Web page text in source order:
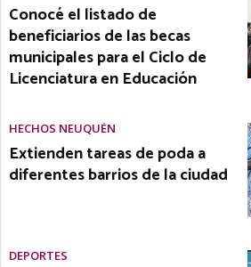
Conocé el listado de
beneficiarios de las becas
municipales para el Ciclo de
Licenciatura en Educación
HECHOS NEUQUÉN
Extienden tareas de poda a
diferentes barrios de la ciudad
DEPORTES